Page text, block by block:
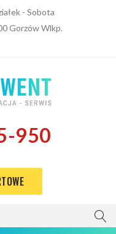
- Sobota
Gorzów Wlkp.
950